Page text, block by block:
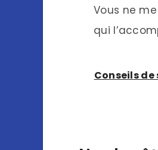
Vous ne
qui
Conseils